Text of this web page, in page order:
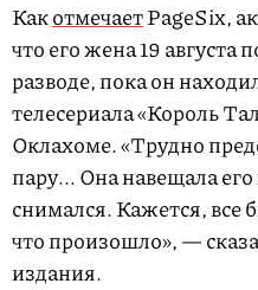
КакотмечаетPageSix,
что его жена 19 августа
разводе, пока он
телесериала «Король
Оклахоме. «Трудно
пару... Она навещала
снимался. Кажется, все
что произошло», —
издания.